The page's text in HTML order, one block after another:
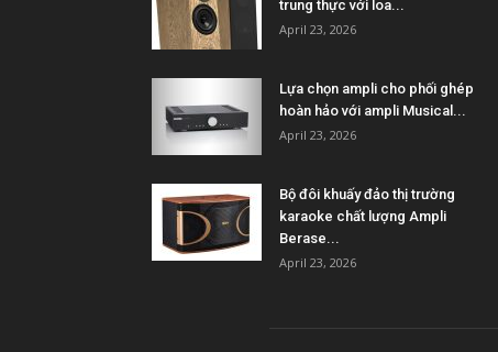
trung thực với loa...
April 23, 2026
Lựa chọn ampli cho phối ghép
hoàn hảo với ampli Musical...
April 23, 2026
Bộ đôi khuấy đảo thị trường
karaoke chất lượng Ampli
Berase...
April 23, 2026